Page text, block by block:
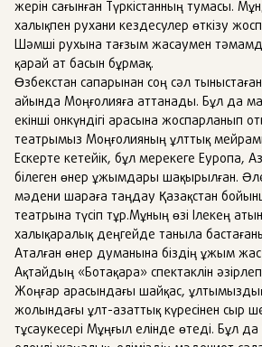
жерін сағынған Түркістанның тумасы.
халықпен рухани кездесулер өткізу
Шәмші рухына тағзым жасаумен
қарай ат басын бұрмақ.
Өзбекстан сапарынан соң сәл
айында Моңғолияға аттанады. Бұл да
екінші онкүндігі арасына жоспарланып
театрымыз Моңғолияның ұлттық
Ескерте кетейік, бұл мерекеге Еуропа,
білеген өнер ұжымдары шақырылған.
мәдени шараға таңдау Қазақстан
театрына түсіп тұр.Мұның өзі Ілекең
халықаралық деңгейде таныла
Аталған өнер думанына біздің ұжым
Ақтайдың «Ботақара» спектаклін
Жоңғар арасындағы шайқас, ұлтымыздың
жолындағы ұлт-азаттық күресінен сыр
тұсаукесері Мұңғыл елінде өтеді. Бұл